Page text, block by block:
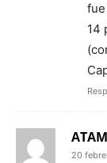
14
20